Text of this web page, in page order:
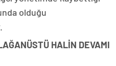
olduğu
HALİN DEVAMI